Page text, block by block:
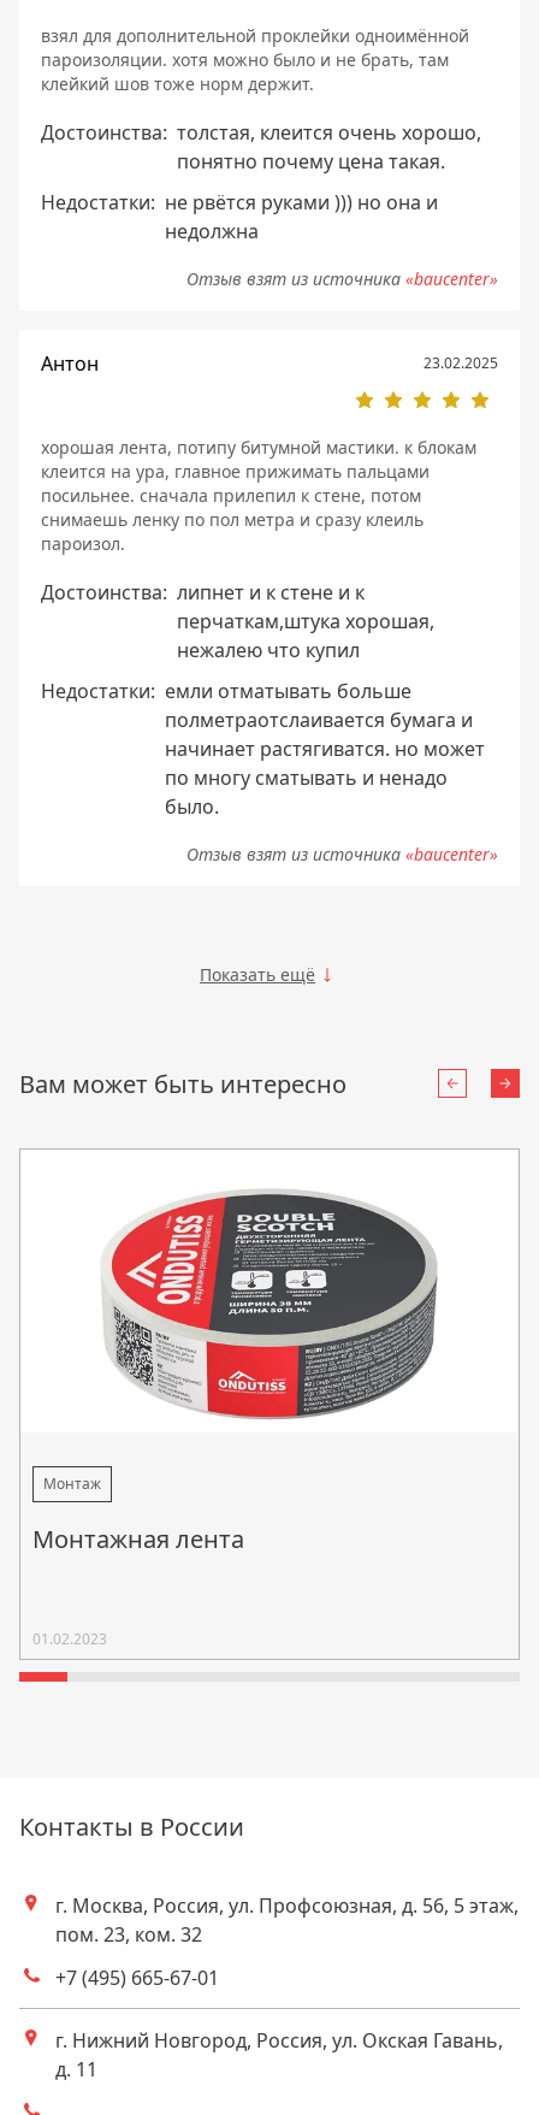
взял для дополнительной проклейки одноимённой
пароизоляции. хотя можно было и не брать, там
клейкий шов тоже норм держит.
Достоинства: толстая, клеится очень хорошо,
понятно почему цена такая.
Недостатки: не рвётся руками ))) но она и
недолжна
Отзыв взят из источника «baucenter»
Антон 23.02.2025
хорошая лента, потипу битумной мастики. к блокам
клеится на ура, главное прижимать пальцами
посильнее. сначала прилепил к стене, потом
снимаешь ленку по пол метра и сразу клеиль
пароизол.
Достоинства: липнет и к стене и к
перчаткам,штука хорошая,
нежалею что купил
Недостатки: емли отматывать больше
полметраотслаивается бумага и
начинает растягиватся. но может
по многу сматывать и ненадо
было.
Отзыв взят из источника «baucenter»
Показать ещё
Вам может быть интересно Назад
Монтаж
Монтажная лента
01.02.2023
Контакты в России
Адрес
г. Москва, Россия, ул. Профсоюзная, д. 56, 5 этаж,
пом. 23, ком. 32
+7 (495) 665-67-01
Адрес
г. Нижний Новгород, Россия, ул. Окская Гавань,
д. 11